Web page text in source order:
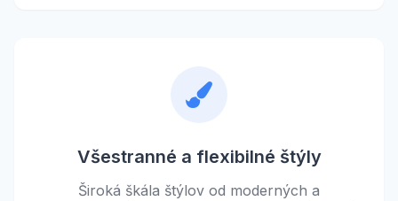
Všestranné a flexibilné štýly
Široká škála štýlov od moderných a